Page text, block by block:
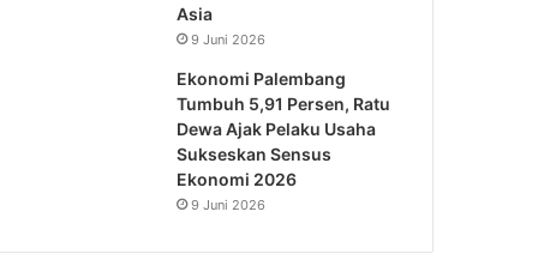
Asia
9 Juni 2026
Ekonomi Palembang
Tumbuh 5,91 Persen, Ratu
Dewa Ajak Pelaku Usaha
Sukseskan Sensus
Ekonomi 2026
9 Juni 2026